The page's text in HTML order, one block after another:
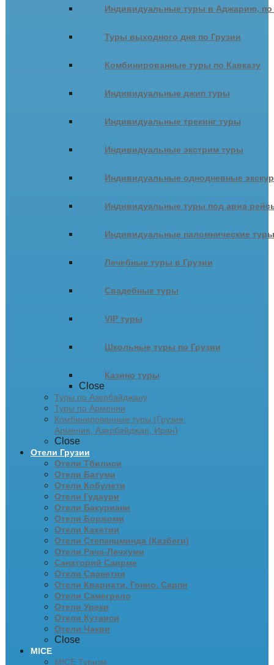
Индивидуальные туры в Аджарию,
Туры выходного дня по Грузии
Комбинированные туры по Кавказу
Индивидуальные джип туры
Индивидуальные трекинг туры
Индивидуальные экстрим туры
Индивидуальные однодневные
Индивидуальные туры под авиа
Индивидуальные паломнические туры
Лечебные туры в Грузии
Свадебные туры
VIP туры
Школьные туры по Грузии
Казино туры
Close
Туры по Азербайджану
Туры по Армении
Комбинированные туры (Грузия,
Армения, Азербайджан, Иран)
Close
Отели Грузии
Отели Тбилиси
Отели Батуми
Отели Кобулети
Отели Гудаури
Отели Бакуриани
Отели Боржоми
Отели Кахетии
Отели Степанцминда (Казбеги)
Отели Рача-Лечхуми
Санаторий Саирме
Отели Сванетии
Отели Квариати, Гонио, Сарпи
Отели Самегрело
Отели Уреки
Отели Кутаиси
Отели Чакви
Close
MICE
MICE Туризм